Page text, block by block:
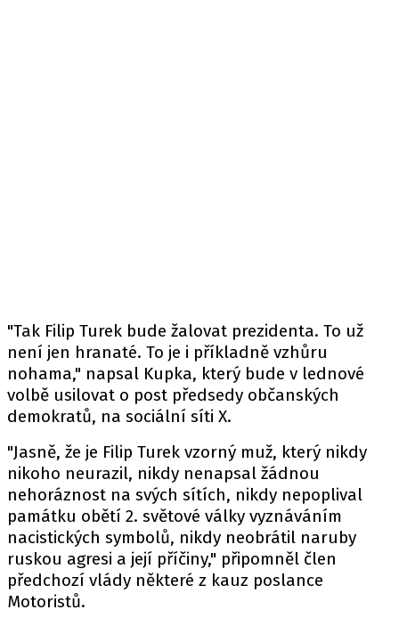
"Tak Filip Turek bude žalovat prezidenta. To už
není jen hranaté. To je i příkladně vzhůru
nohama," napsal Kupka, který bude v lednové
volbě usilovat o post předsedy občanských
demokratů, na sociální síti X.
"Jasně, že je Filip Turek vzorný muž, který nikdy
nikoho neurazil, nikdy nenapsal žádnou
nehoráznost na svých sítích, nikdy nepoplival
památku obětí 2. světové války vyznáváním
nacistických symbolů, nikdy neobrátil naruby
ruskou agresi a její příčiny," připomněl člen
předchozí vlády některé z kauz poslance
Motoristů.